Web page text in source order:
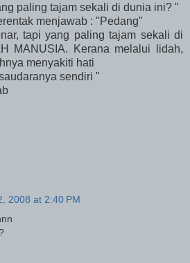
paling tajam sekali di dunia ini? "
menjawab : "Pedang"
tapi yang paling tajam sekali di
MANUSIA. Kerana melalui lidah,
menyakiti hati
sendiri "
2008 at 2:40 PM